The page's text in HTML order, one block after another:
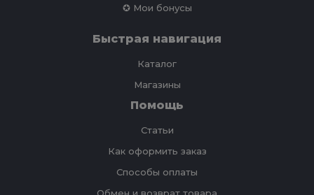
✪ Мои бонусы
Быстрая навигация
Каталог
Магазины
Помощь
Статьи
Как оформить заказ
Способы оплаты